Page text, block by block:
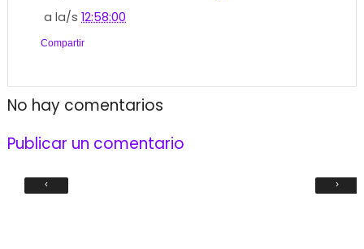
a la/s12:58:00
Compartir
No hay comentarios
Publicar un comentario
‹ ›